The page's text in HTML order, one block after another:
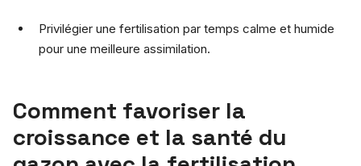
Privilégier une fertilisation par temps calme et humide
pour une meilleure assimilation.
Comment favoriser la
croissance et la santé du